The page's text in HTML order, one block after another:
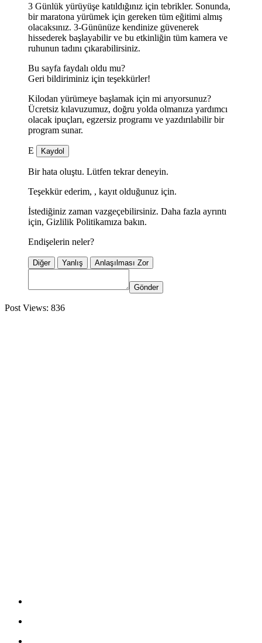
3 Günlük yürüyüşe katıldığınız için tebrikler. Sonunda,
bir maratona yürümek için gereken tüm eğitimi almış
olacaksınız. 3-Gününüze kendinize güvenerek
hissederek başlayabilir ve bu etkinliğin tüm kamera ve
ruhunun tadını çıkarabilirsiniz.
Bu sayfa faydalı oldu mu?
Geri bildiriminiz için teşekkürler!
Kilodan yürümeye başlamak için mi arıyorsunuz?
Ücretsiz kılavuzumuz, doğru yolda olmanıza yardımcı
olacak ipuçları, egzersiz programı ve yazdırılabilir bir
program sunar.
E Kaydol
Bir hata oluştu. Lütfen tekrar deneyin.
Teşekkür ederim, , kayıt olduğunuz için.
İstediğiniz zaman vazgeçebilirsiniz. Daha fazla ayrıntı
için, Gizlilik Politikamıza bakın.
Endişelerin neler?
Diğer Yanlış Anlaşılması Zor
Gönder
Post Views: 836